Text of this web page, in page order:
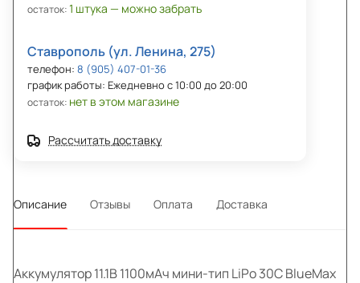
остаток:1 штука — можно забрать
Ставрополь (ул. Ленина, 275)
телефон: 8 (905) 407-01-36
график работы: Ежедневно с 10:00 до 20:00
остаток: нет в этом магазине
Рассчитать доставку
Описание Отзывы Оплата Доставка
Аккумулятор 11.1В 1100мАч мини-тип LiPo 30С BlueMax